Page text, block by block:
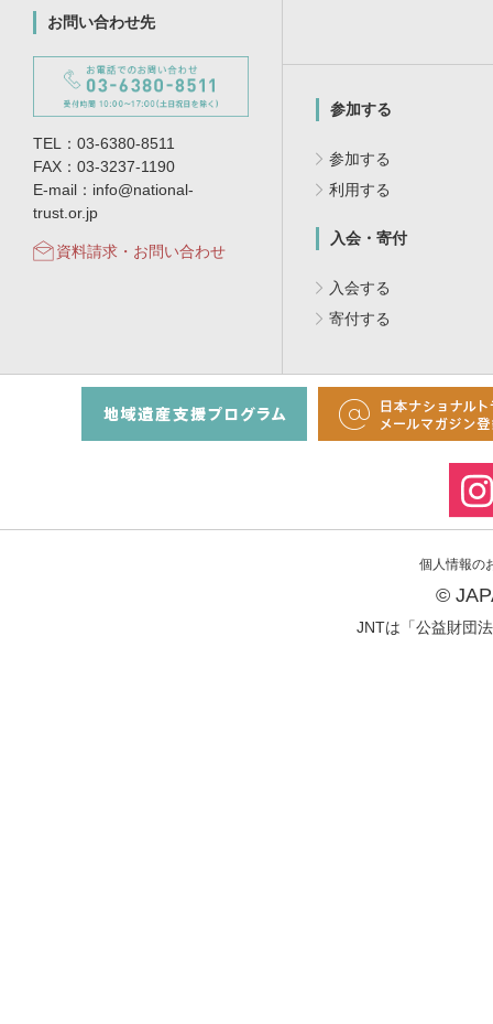
お問い合わせ先
TEL：03-6380-8511
FAX：03-3237-1190
E-mail：info@national-
trust.or.jp
資料請求・お問い合わせ
参加する
参加する
利用する
入会・寄付
入会する
寄付する
個人情報の
©
JNTは「公益財団